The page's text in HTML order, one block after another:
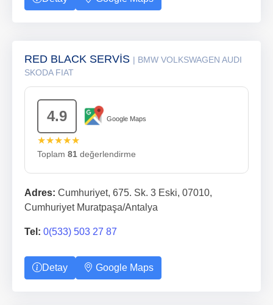
RED BLACK SERVİS | BMW VOLKSWAGEN AUDI
SKODA FIAT
4.9 Google Maps
★★★★★
Toplam 81 değerlendirme
Adres: Cumhuriyet, 675. Sk. 3 Eski, 07010,
Cumhuriyet Muratpaşa/Antalya
Tel: 0(533) 503 27 87
Detay Google Maps